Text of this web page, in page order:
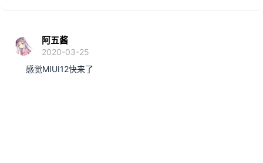
阿五酱
2020-03-25
感觉MIUI12快来了